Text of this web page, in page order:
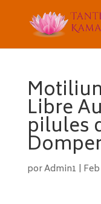
Libre
pilules
porAdmin1 |